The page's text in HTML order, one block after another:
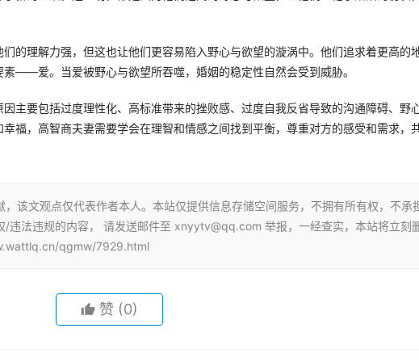
理解力强，但这也让他们更容易陷入野心与欲望的漩涡中。他们追求着更高的
——爱。当爱被野心与欲望所吞噬，婚姻的稳定性自然会受到威胁。
要包括过度理性化、高标准带来的挫败感、过度自我反省导致的沟通障碍、野
福，高智商夫妻需要学会在理智和情感之间找到平衡，尊重对方的感受和需求，
该文观点仅代表作者本人。本站仅提供信息存储空间服务，不拥有所有权，不承
/违法违规的内容， 请发送邮件至 xnyytv@qq.com 举报，一经查实，本站将立刻
qgmw/7929.html
赞 (0)